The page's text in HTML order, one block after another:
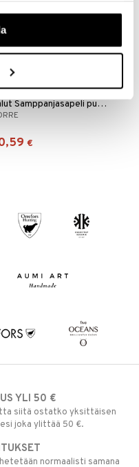
av vår webbplats.
Salut Samppanjasapeli puukahvalla
€
YLI 50 €
siitä ostatko yksittäisen
joka ylittää 50 €.
normaalisti samana